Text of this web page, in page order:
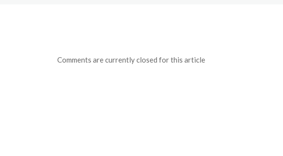
Comments are currently closed for this article